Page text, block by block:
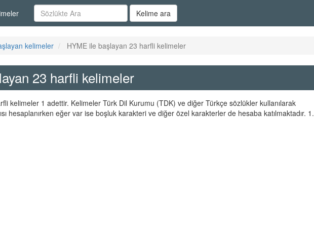
Kelime ara
kelimeler HYME ile başlayan 23 harfli kelimeler
23 harfli kelimeler
kelimeler 1 adettir. Kelimeler Türk Dil Kurumu (TDK) ve diğer Türkçe sözlükler kullanılarak
hesaplanırken eğer var ise boşluk karakteri ve diğer özel karakterler de hesaba katılmaktadır. 1.